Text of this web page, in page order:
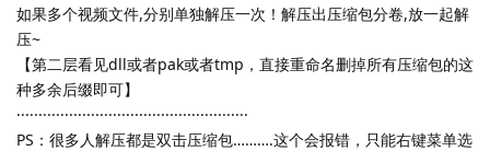
如果多个视频文件,分别单独解压一次！解压出压缩包分卷,放一起解
压~
【第二层看见dll或者pak或者tmp，直接重命名删掉所有压缩包的这
种多余后缀即可】
·····················································
PS：很多人解压都是双击压缩包……….这个会报错，只能右键菜单选